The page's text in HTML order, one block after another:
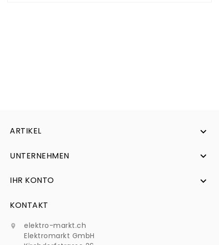
ARTIKEL 
UNTERNEHMEN 
IHR KONTO 
KONTAKT

elektro-markt.ch
Elektromarkt GmbH